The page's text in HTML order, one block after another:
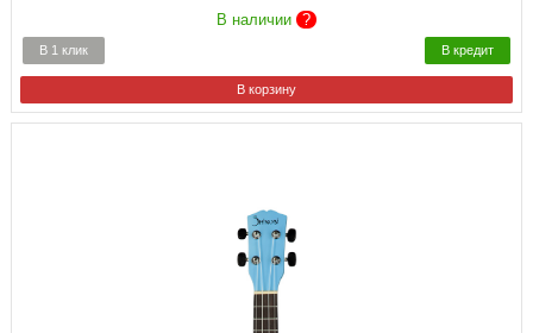
В наличии ?
В 1 клик В кредит